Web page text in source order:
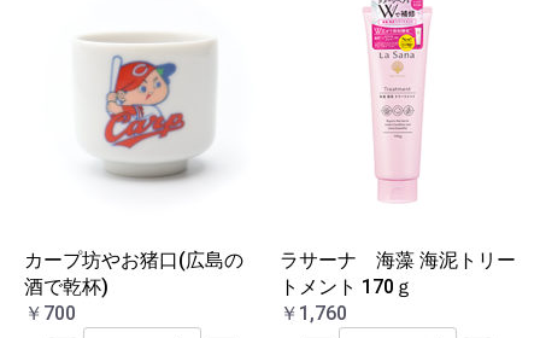
カープ坊やお猪口(広島の
酒で乾杯)
￥700
ラサーナ 海藻 海泥トリー
トメント 170ｇ
￥1,760